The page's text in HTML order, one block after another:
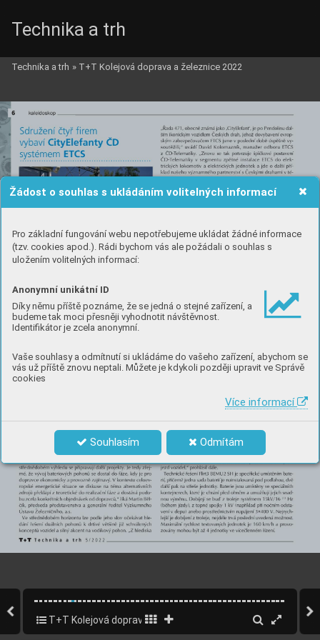
Žádost o souhlas s ukládáním volitelných informací
Pro základní fungování webu nepotřebujeme ukládat žádné informace
(tzv. cookies apod.). Rádi bychom vás ale požádali o souhlas s
uložením volitelných informací:
Anonymní unikátní ID
Díky němu příště poznáme, že se jedná o stejné zařízení, a
budeme tak moci přesněji vyhodnotit návštěvnost.
Identifikátor je zcela anonymní.
Vaše souhlasy a odmítnutí si ukládáme do vašeho zařízení, abychom se
vás už příště znovu neptali. Můžete je kdykoli později upravit ve Správě
cookies
Více informací
Souhlasím Odmítám
Technika a trh
Technika a trh » T+T Kolejová doprava a železnice 2022
T+T Kolejová doprava a železnice 2022